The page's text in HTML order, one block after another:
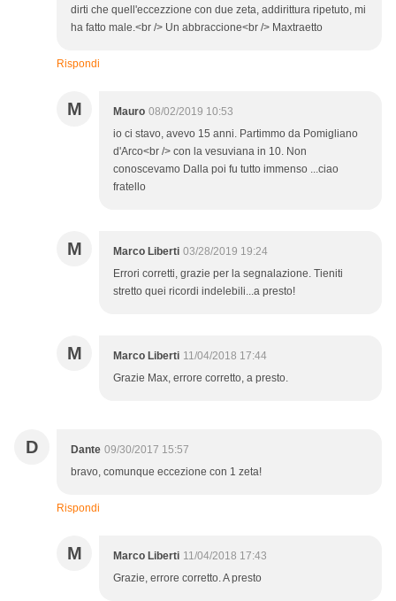
dirti che quell'eccezzione con due zeta, addirittura ripetuto, mi
ha fatto male.<br /> Un abbraccione<br /> Maxtraetto
Rispondi
M Mauro 08/02/2019 10:53
io ci stavo, avevo 15 anni. Partimmo da Pomigliano
d'Arco<br /> con la vesuviana in 10. Non
conoscevamo Dalla poi fu tutto immenso ...ciao
fratello
M Marco Liberti 03/28/2019 19:24
Errori corretti, grazie per la segnalazione. Tieniti
stretto quei ricordi indelebili...a presto!
M Marco Liberti 11/04/2018 17:44
Grazie Max, errore corretto, a presto.
D Dante 09/30/2017 15:57
bravo, comunque eccezione con 1 zeta!
Rispondi
M Marco Liberti 11/04/2018 17:43
Grazie, errore corretto. A presto